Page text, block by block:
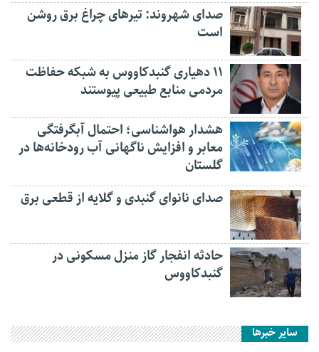
صدای شهروند: تیرهای چراغ برق روشن
است
۱۱ دهیاری گنبدکاووس به شبکه حفاظت
مردمی منابع طبیعی پیوستند
هشدار هواشناسی؛ احتمال آبگرفتگی
معابر و افزایش ناگهانی آب رودخانه‌ها در
گلستان
صدای نانوای گنبدی و گلایه از قطعی برق
حادثه انفجار گاز منزل مسکونی در
گنبدکاووس
سایر خبرها